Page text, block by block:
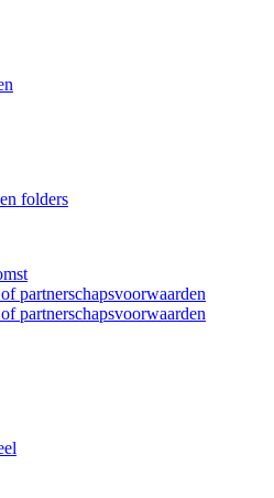
folders
partnerschapsvoorwaarden
partnerschapsvoorwaarden